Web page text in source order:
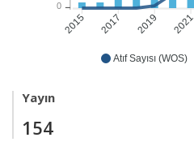
Atıf Sayısı (WOS)
2015 2017 2019 2021
0
Yayın
154